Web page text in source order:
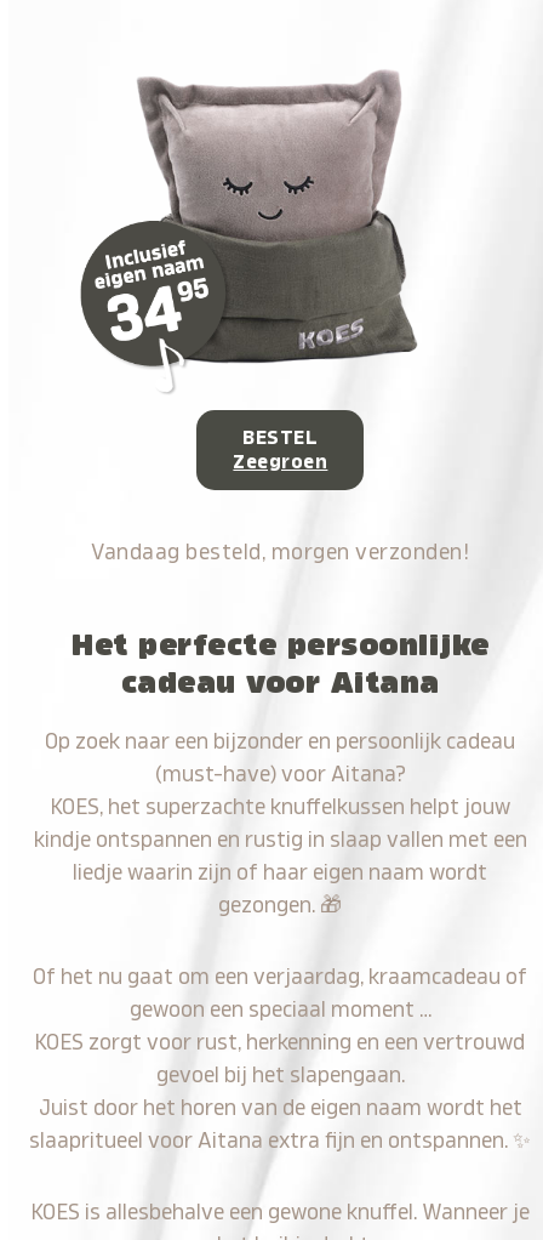
BESTEL
Zeegroen
Vandaag besteld, morgen verzonden!
Het perfecte persoonlijke
cadeau voor Aitana
Op zoek naar een bijzonder en persoonlijk cadeau
(must-have) voor Aitana?
KOES, het superzachte knuffelkussen helpt jouw
kindje ontspannen en rustig in slaap vallen met een
liedje waarin zijn of haar eigen naam wordt
gezongen. 🎁
Of het nu gaat om een verjaardag, kraamcadeau of
gewoon een speciaal moment …
KOES zorgt voor rust, herkenning en een vertrouwd
gevoel bij het slapengaan.
Juist door het horen van de eigen naam wordt het
slaapritueel voor Aitana extra fijn en ontspannen. ✨
KOES is allesbehalve een gewone knuffel. Wanneer je